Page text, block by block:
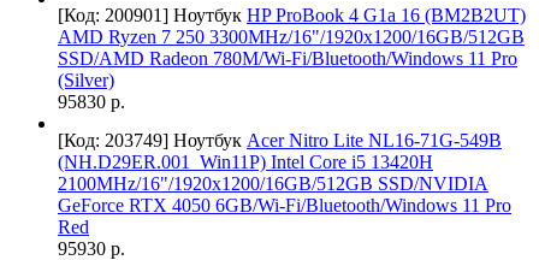
[Код: 200901] Ноутбук HP ProBook 4 G1a 16 (BM2B2UT)
AMD Ryzen 7 250 3300MHz/16"/1920x1200/16GB/512GB
SSD/AMD Radeon 780M/Wi-Fi/Bluetooth/Windows 11 Pro
(Silver)
95830 р.
[Код: 203749] Ноутбук Acer Nitro Lite NL16-71G-549B
(NH.D29ER.001_Win11P) Intel Core i5 13420H
2100MHz/16"/1920x1200/16GB/512GB SSD/NVIDIA
GeForce RTX 4050 6GB/Wi-Fi/Bluetooth/Windows 11 Pro
Red
95930 р.